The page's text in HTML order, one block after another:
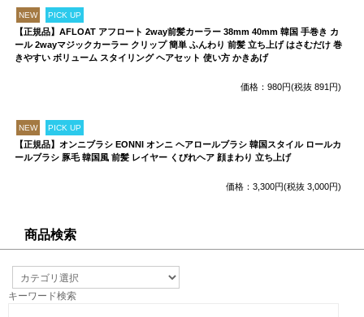
NEW PICK UP
【正規品】AFLOAT アフロート 2way前髪カーラー 38mm 40mm 韓国 手巻き カ
ール 2wayマジックカーラー クリップ 簡単 ふんわり 前髪 立ち上げ はさむだけ 巻
きやすい ボリューム スタイリング ヘアセット 使い方 かきあげ
価格：980円(税抜 891円)
NEW PICK UP
【正規品】オンニブラシ EONNI オンニ ヘアロールブラシ 韓国スタイル ロールカ
ールブラシ 豚毛 韓国風 前髪 レイヤー くびれヘア 顔まわり 立ち上げ
価格：3,300円(税抜 3,000円)
商品検索
キーワード検索